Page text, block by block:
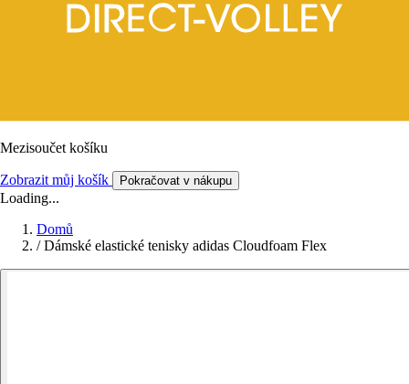
Mezisoučet košíku
Zobrazit můj košík Pokračovat v nákupu
Loading...
Domů
/ Dámské elastické tenisky adidas Cloudfoam Flex